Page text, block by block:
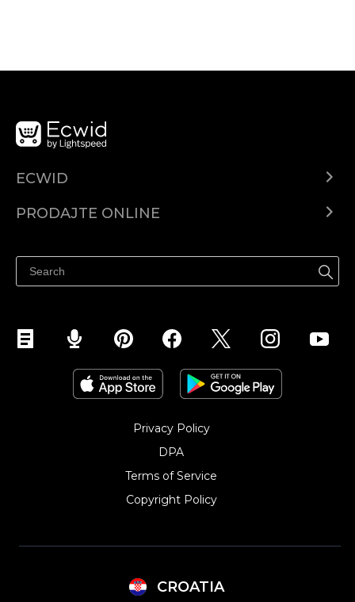
ECWID
PRODAJTE ONLINE
Privacy Policy
DPA
Terms of Service
Copyright Policy‎
CROATIA